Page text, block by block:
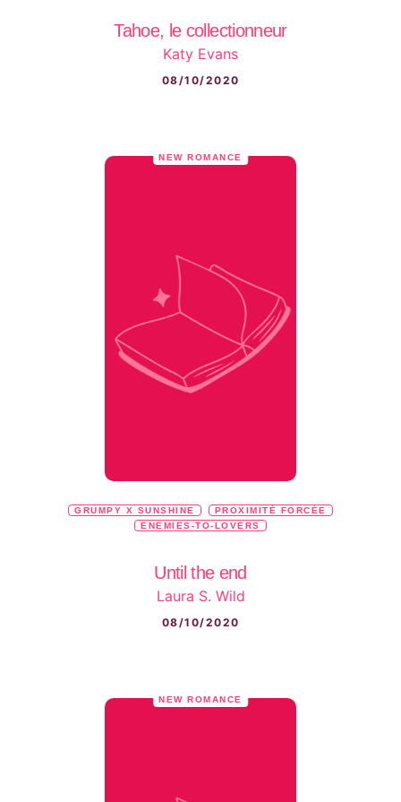
Tahoe, le collectionneur
Katy Evans
08/10/2020
NEW ROMANCE
GRUMPY X SUNSHINE
PROXIMITÉ FORCÉE
ENEMIES-TO-LOVERS
Until the end
Laura S. Wild
08/10/2020
NEW ROMANCE